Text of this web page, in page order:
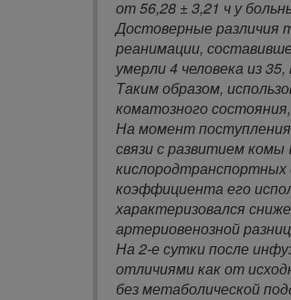
от 56,28 ± 3,21 ч у
Достоверные различия
реанимации,
умерли 4 человека из
Таким образом,
коматозного
На момент
связи с развитием
кислородтранспортных
коэффициента его
характеризовался
артериовенозной
На 2-е сутки после
отличиями как от
без метаболической